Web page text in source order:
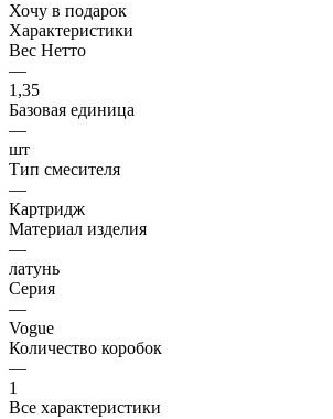
Хочу в подарок
Характеристики
Вес Нетто
—
1,35
Базовая единица
—
шт
Тип смесителя
—
Картридж
Материал изделия
—
латунь
Серия
—
Vogue
Количество коробок
—
1
Все характеристики